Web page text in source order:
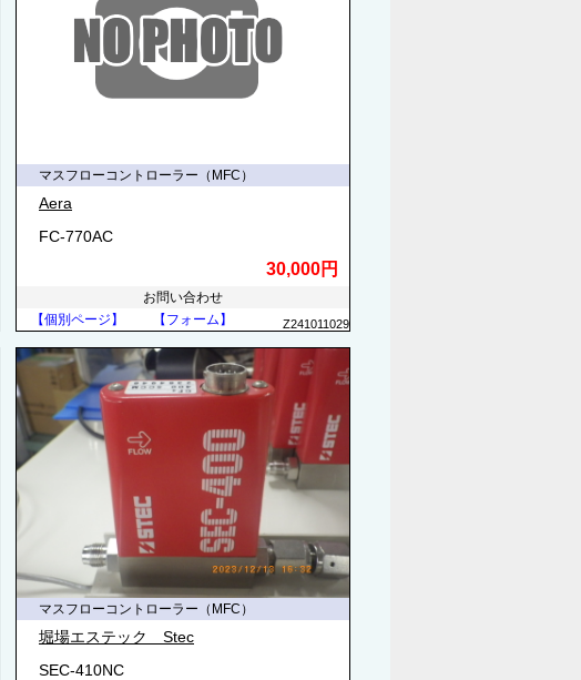
マスフローコントローラー（MFC）
Aera
FC-770AC
30,000円
お問い合わせ
【個別ページ】
【フォーム】 Z241011029
マスフローコントローラー（MFC）
堀場エステック Stec
SEC-410NC